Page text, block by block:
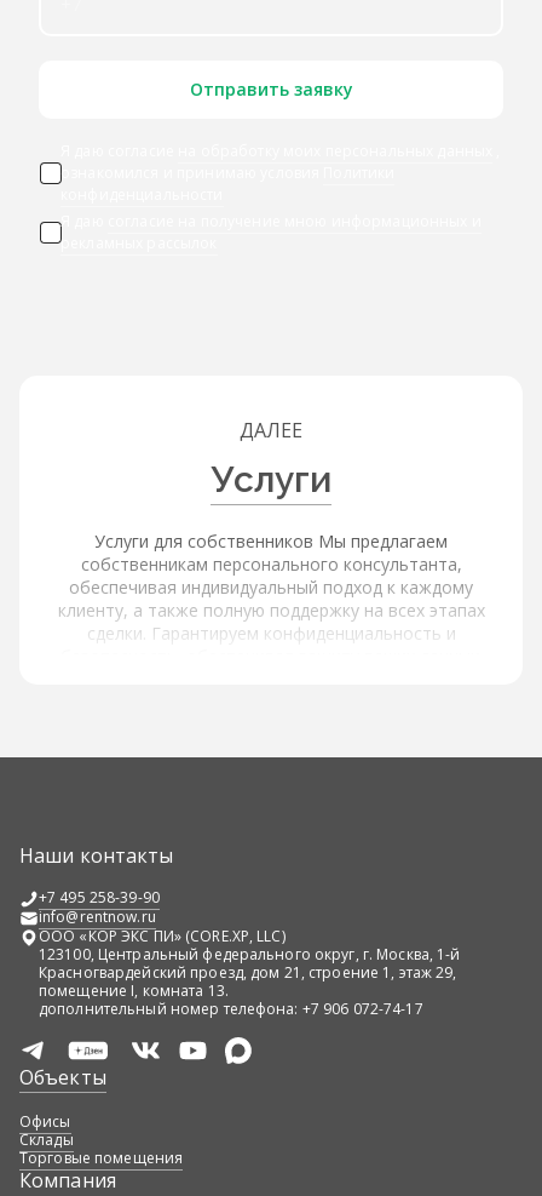
Отправить заявку
ознакомился и принимаю условия
Я даю
рекламных рассылок
ДАЛЕЕ
Услуги
Услуги для собственников Мы предлагаем
собственникам персонального консультанта,
обеспечивая индивидуальный подход к каждому
клиенту, а также полную поддержку на всех этапах
сделки. Гарантируем конфиденциальность и
высококачественные фотографии и виртуальные туры,
транспортной доступности. Поддержка наших
консультантов включает помощь в подборе
оптимального объекта, организацию просмотров и
переговоров, а также юридическое сопровождение
сделки.
Наши контакты
+7 495 258-39-90
info@rentnow.ru
ООО «КОР ЭКС ПИ» (CORE.XP, LLC)
123100, Центральный федерального округ, г. Москва, 1-й
Красногвардейский проезд, дом 21, строение 1, этаж 29,
помещение I, комната 13.
дополнительный номер телефона: +7 906 072-74-17
Объекты
Офисы
Склады
Торговые помещения
Компания